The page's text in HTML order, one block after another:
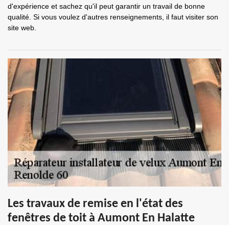
d'expérience et sachez qu'il peut garantir un travail de bonne
qualité. Si vous voulez d'autres renseignements, il faut visiter son
site web.
Les travaux de remise en l'état des
fenêtres de toit à Aumont En Halatte